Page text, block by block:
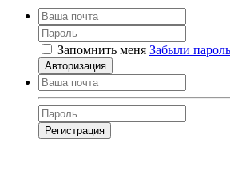
Запомнить меня Забыли
Авторизация
Регистрация